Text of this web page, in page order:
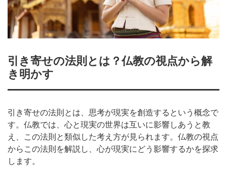
引き寄せの法則とは？仏教の視点から解
き明かす
引き寄せの法則とは、思考が現実を創造するという概念で
す。仏教では、心と現実の世界は互いに影響しあうと教
え、この法則と類似した考え方が見られます。仏教の視点
からこの法則を解説し、心が現実にどう影響するかを探求
します。